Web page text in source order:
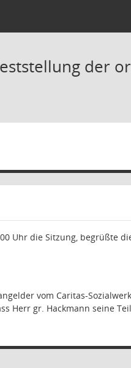
der
Uhr die Sitzung, begrüßte
vom Caritas-
Herr gr. Hackmann seine